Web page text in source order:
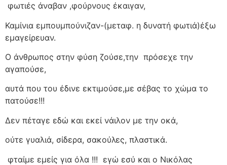
φωτιές άναβαν ,φούρνους έκαιγαν,
Καμίνια εμπουμπούνιζαν-(μεταφ. η δυνατή φωτιά)έξω
εμαγείρευαν.
Ο άνθρωπος στην φύση ζούσε,την πρόσεχε την
αγαπούσε,
αυτά που του έδινε εκτιμούσε,με σέβας το χώμα το
πατούσε!!!
Δεν πέταγε εδώ και εκεί νάιλον με την οκά,
ούτε γυαλιά, σίδερα, σακούλες, πλαστικά.
φταίμε εμείς για όλα !!! εγώ εσύ και ο Νικόλας